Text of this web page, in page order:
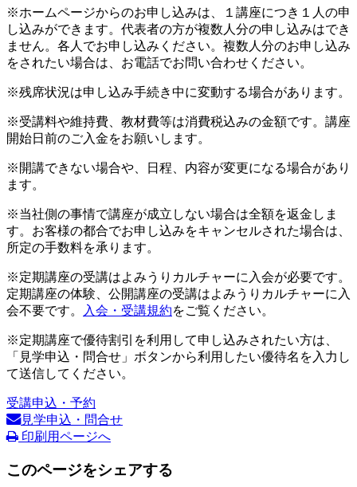
※ホームページからのお申し込みは、１講座につき１人の申
し込みができます。代表者の方が複数人分の申し込みはでき
ません。各人でお申し込みください。複数人分のお申し込み
をされたい場合は、お電話でお問い合わせください。
※残席状況は申し込み手続き中に変動する場合があります。
※受講料や維持費、教材費等は消費税込みの金額です。講座
開始日前のご入金をお願いします。
※開講できない場合や、日程、内容が変更になる場合があり
ます。
※当社側の事情で講座が成立しない場合は全額を返金しま
す。お客様の都合でお申し込みをキャンセルされた場合は、
所定の手数料を承ります。
※定期講座の受講はよみうりカルチャーに入会が必要です。
定期講座の体験、公開講座の受講はよみうりカルチャーに入
会不要です。
入会・受講規約をご覧ください。
※定期講座で優待割引を利用して申し込みされたい方は、
「見学申込・問合せ」ボタンから利用したい優待名を入力し
て送信してください。
受講申込・予約
見学申込・問合せ
印刷用ページへ
このページをシェアする